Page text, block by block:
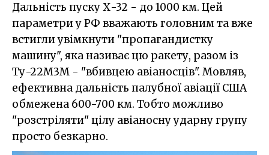
Дальність пуску Х-32 - до 1000 км. Цей
параметри у РФ вважають головним та вже
встигли увімкнути "пропагандистку
машину", яка називає цю ракету, разом із
Ту-22М3М - "вбивцею авіаносців". Мовляв,
ефективна дальність палубної авіації США
обмежена 600-700 км. Тобто можливо
"розстріляти" цілу авіаносну ударну групу
просто безкарно.